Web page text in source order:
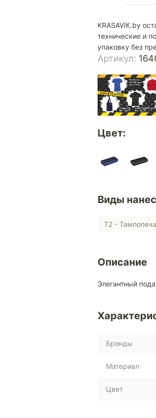
KRASAVIK.by
технические и
упаковку без
Артикул:
Цвет:
Виды
Т2 -
Описание
Элегантный
Бренды
Материал
Цвет